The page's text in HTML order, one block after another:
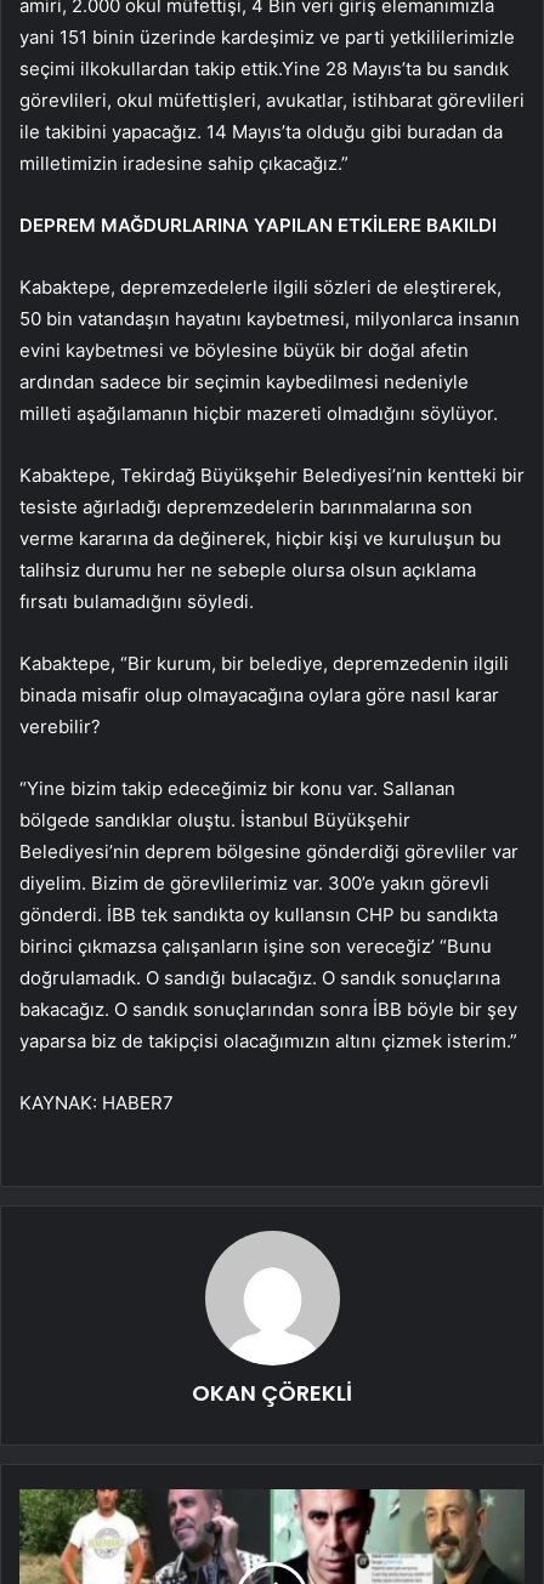
amiri, 2.000 okul müfettişi, 4 Bin veri giriş elemanımızla
yani 151 binin üzerinde kardeşimiz ve parti yetkililerimizle
seçimi ilkokullardan takip ettik.Yine 28 Mayıs’ta bu sandık
görevlileri, okul müfettişleri, avukatlar, istihbarat görevlileri
ile takibini yapacağız. 14 Mayıs’ta olduğu gibi buradan da
milletimizin iradesine sahip çıkacağız.”
DEPREM MAĞDURLARINA YAPILAN ETKİLERE BAKILDI
Kabaktepe, depremzedelerle ilgili sözleri de eleştirerek,
50 bin vatandaşın hayatını kaybetmesi, milyonlarca insanın
evini kaybetmesi ve böylesine büyük bir doğal afetin
ardından sadece bir seçimin kaybedilmesi nedeniyle
milleti aşağılamanın hiçbir mazereti olmadığını söylüyor.
Kabaktepe, Tekirdağ Büyükşehir Belediyesi’nin kentteki bir
tesiste ağırladığı depremzedelerin barınmalarına son
verme kararına da değinerek, hiçbir kişi ve kuruluşun bu
talihsiz durumu her ne sebeple olursa olsun açıklama
fırsatı bulamadığını söyledi.
Kabaktepe, “Bir kurum, bir belediye, depremzedenin ilgili
binada misafir olup olmayacağına oylara göre nasıl karar
verebilir?
“Yine bizim takip edeceğimiz bir konu var. Sallanan
bölgede sandıklar oluştu. İstanbul Büyükşehir
Belediyesi’nin deprem bölgesine gönderdiği görevliler var
diyelim. Bizim de görevlilerimiz var. 300’e yakın görevli
gönderdi. İBB tek sandıkta oy kullansın CHP bu sandıkta
birinci çıkmazsa çalışanların işine son vereceğiz’ “Bunu
doğrulamadık. O sandığı bulacağız. O sandık sonuçlarına
bakacağız. O sandık sonuçlarından sonra İBB böyle bir şey
yaparsa biz de takipçisi olacağımızın altını çizmek isterim.”
KAYNAK: HABER7
OKAN ÇÖREKLİ